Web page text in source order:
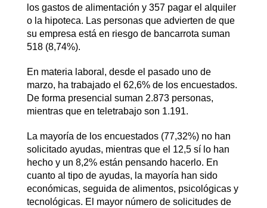
los gastos de alimentación y 357 pagar el alquiler
o la hipoteca. Las personas que advierten de que
su empresa está en riesgo de bancarrota suman
518 (8,74%).
En materia laboral, desde el pasado uno de
marzo, ha trabajado el 62,6% de los encuestados.
De forma presencial suman 2.873 personas,
mientras que en teletrabajo son 1.191.
La mayoría de los encuestados (77,32%) no han
solicitado ayudas, mientras que el 12,5 sí lo han
hecho y un 8,2% están pensando hacerlo. En
cuanto al tipo de ayudas, la mayoría han sido
económicas, seguida de alimentos, psicológicas y
tecnológicas. El mayor número de solicitudes de